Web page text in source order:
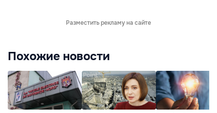
Разместить рекламу на сайте
Похожие новости